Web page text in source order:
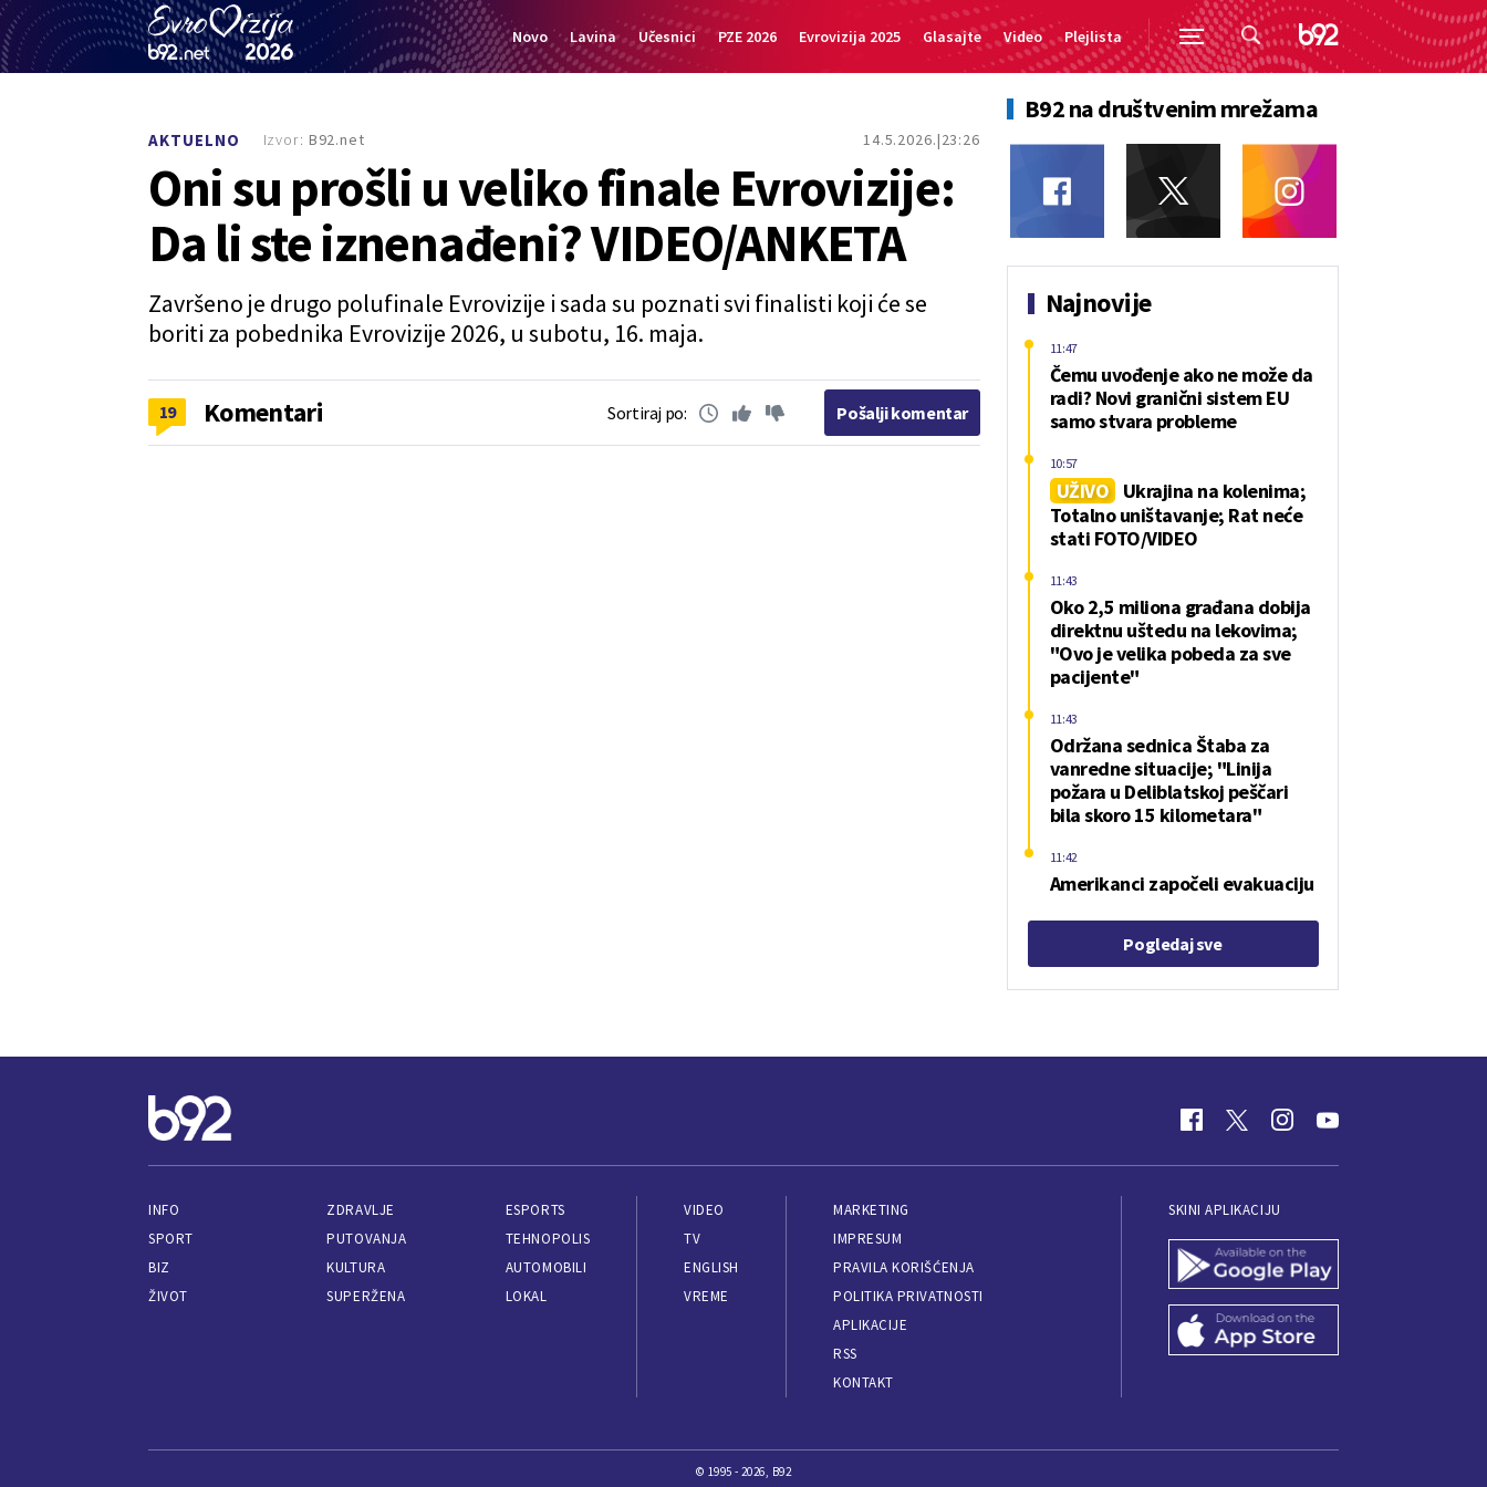
Novo Lavina Učesnici PZE 2026 Evrovizija 2025 Glasajte Video Plejlista
AKTUELNO 14.5.2026. 23:26
Oni su prošli u veliko finale Evrovizije:
Da li ste iznenađeni? VIDEO/ANKETA
Završeno je drugo polufinale Evrovizije i sada su poznati svi finalisti koji će se
boriti za pobednika Evrovizije 2026, u subotu, 16. maja.
Izvor: B92.net
19 Komentari Sortiraj po: Pošalji komentar
B92 na društvenim mrežama
Najnovije
Čemu uvođenje ako ne može da
radi? Novi granični sistem EU
samo stvara probleme
11:47
UŽIVO
Ukrajina na kolenima;
Totalno uništavanje; Rat neće
stati FOTO/VIDEO
10:57
Oko 2,5 miliona građana dobija
direktnu uštedu na lekovima;
"Ovo je velika pobeda za sve
pacijente"
11:43
Održana sednica Štaba za
vanredne situacije; "Linija
požara u Deliblatskoj peščari
bila skoro 15 kilometara"
11:43
Amerikanci započeli evakuaciju
11:42
Pogledaj sve
INFO
SPORT
BIZ
ŽIVOT
ZDRAVLJE
PUTOVANJA
KULTURA
SUPERŽENA
ESPORTS
TEHNOPOLIS
AUTOMOBILI
LOKAL
VIDEO
TV
ENGLISH
VREME
MARKETING
IMPRESUM
PRAVILA KORIŠĆENJA
POLITIKA PRIVATNOSTI
APLIKACIJE
RSS
KONTAKT
SKINI APLIKACIJU
© 1995 - 2026, B92